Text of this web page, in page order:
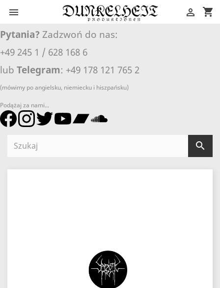
 shopping_cart

Pytania? Zadzwoń do nas:
+49 245 1 / 628 168 6
lub Telegram: +49 178 121 765 2
(mówimy po angielsku, niemiecku i hiszpańsku)
Podążaj za nami...
